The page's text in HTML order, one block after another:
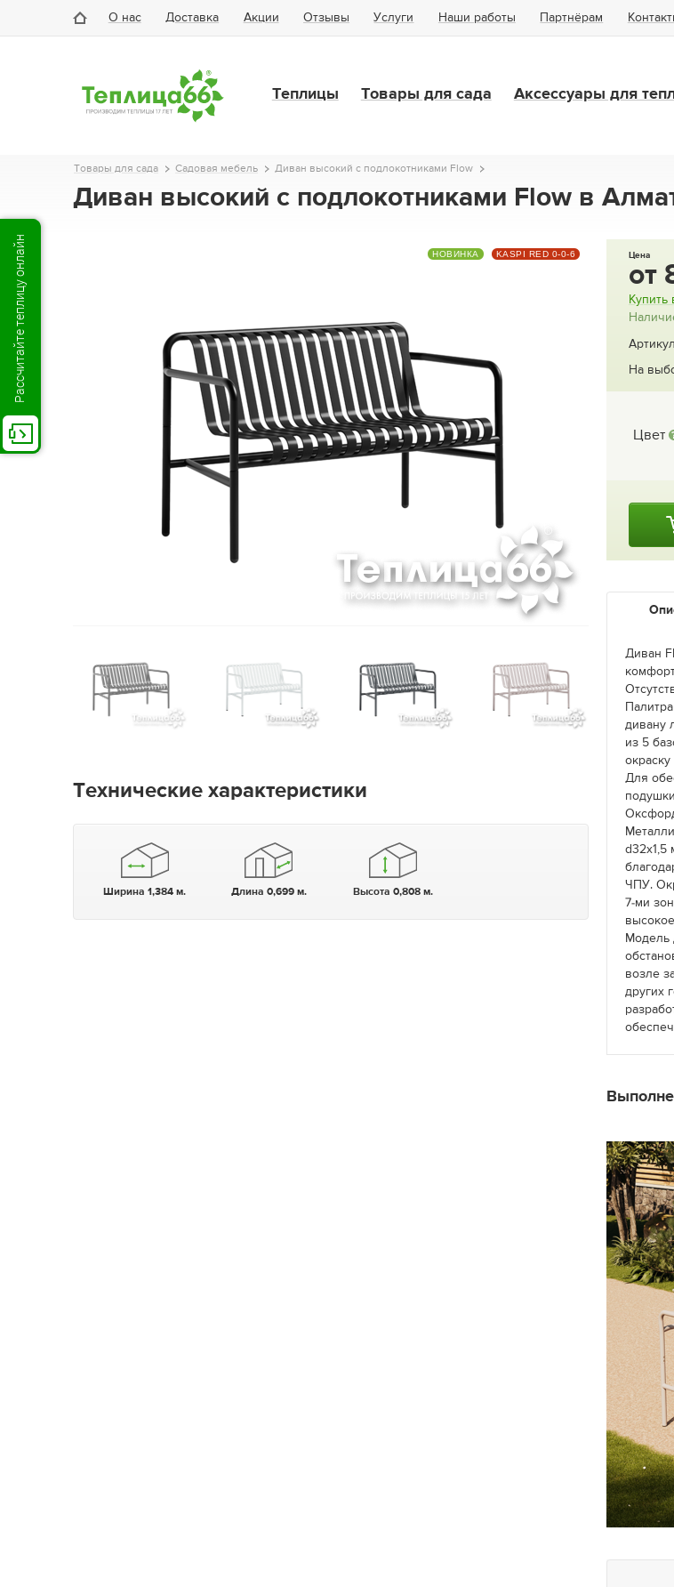
О нас Доставка Акции Отзывы Услуги Наши работы Партнёрам
Теплицы Товары для сада Аксессуары для
Товары для сада Садовая мебель Диван высокий с подлокотниками Flow
Диван высокий с подлокотниками Flow в
НОВИНКА KASPI RED 0-0-6
Технические характеристики
Ширина 1,384 м. Длина 0,699 м. Высота 0,808 м.
Цена
от
Купить
На
Цвет
Диван
дивану
из 5
окраску
Для
ЧПУ.
7-ми
Модель
возле
других
Рассчитайте теплицу онлайн